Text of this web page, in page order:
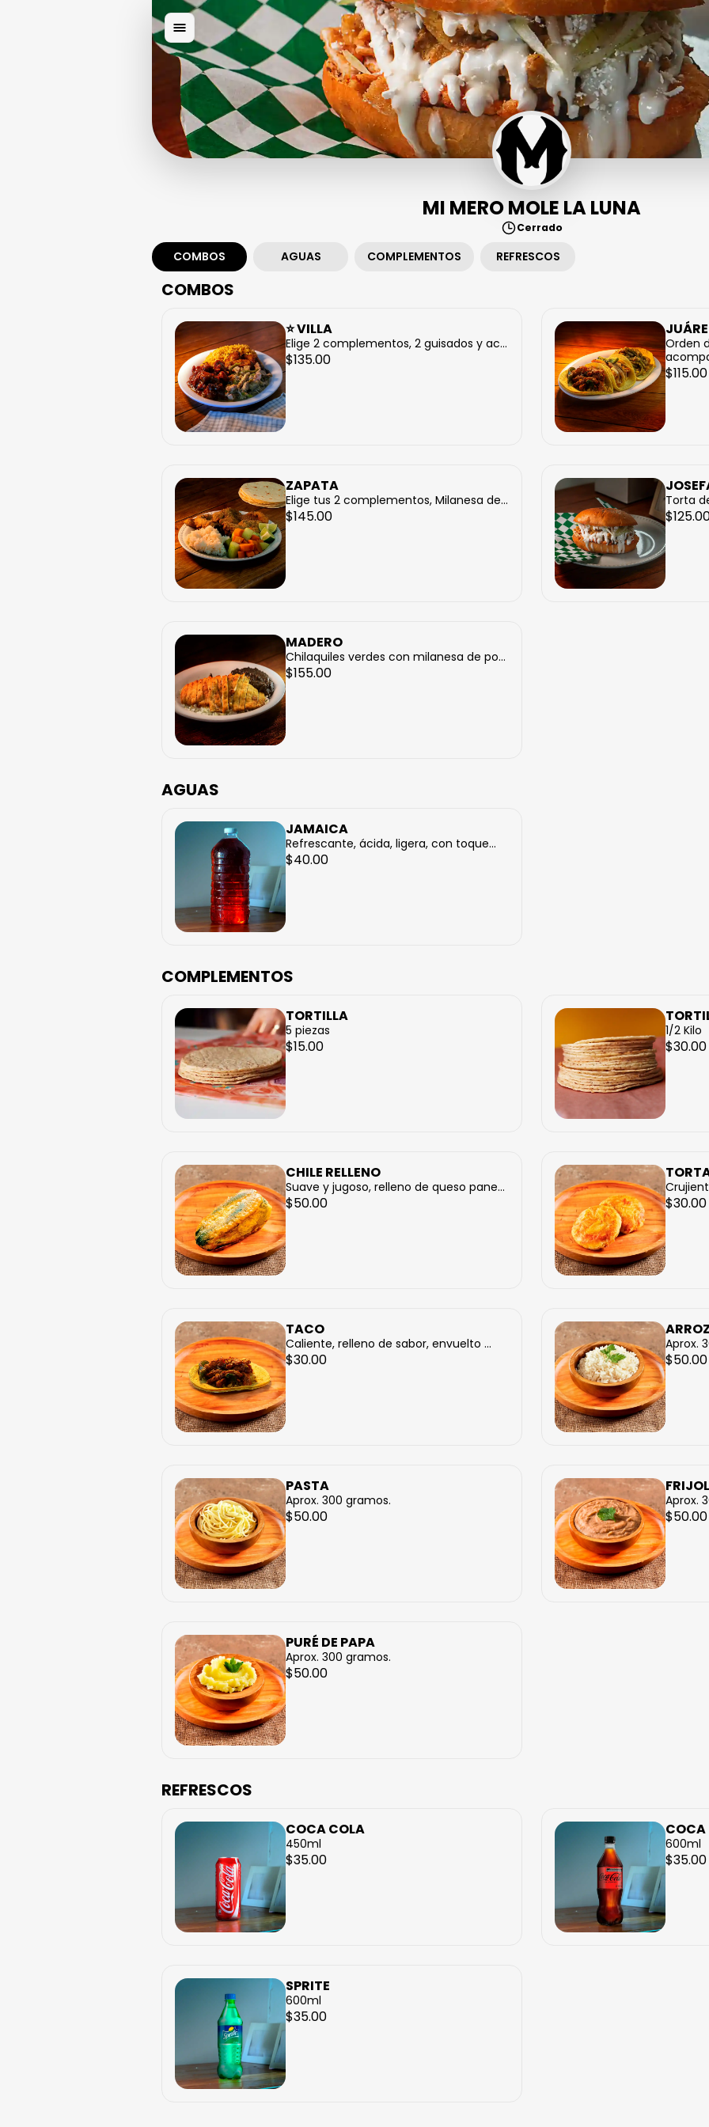
MI MERO MOLE LA LUNA
Cerrado
COMBOS AGUAS COMPLEMENTOS REFRESCOS
COMBOS
⭐ VILLA
Elige 2 complementos, 2 guisados y ac...
$135.00
Orden
$115.00
ZAPATA
Elige tus 2 complementos, Milanesa de...
$145.00
Torta
MADERO
Chilaquiles verdes con milanesa de po...
$155.00
AGUAS
JAMAICA
Refrescante, ácida, ligera, con toque...
$40.00
COMPLEMENTOS
TORTILLA
5 piezas
$15.00
1/2 Kilo
$30.00
CHILE RELLENO
Suave y jugoso, relleno de queso pane...
$50.00 $30.00
TACO
Caliente, relleno de sabor, envuelto ...
$30.00
Aprox.
$50.00
PASTA
Aprox. 300 gramos.
$50.00
Aprox.
$50.00
PURÉ DE PAPA
Aprox. 300 gramos.
$50.00
REFRESCOS
COCA COLA
450ml
$35.00
COCA
600ml
$35.00
SPRITE
600ml
$35.00